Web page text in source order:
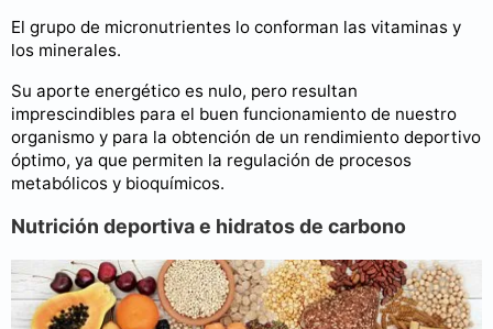
El grupo de micronutrientes lo conforman las vitaminas y
los minerales.
Su aporte energético es nulo, pero resultan
imprescindibles para el buen funcionamiento de nuestro
organismo y para la obtención de un rendimiento deportivo
óptimo, ya que permiten la regulación de procesos
metabólicos y bioquímicos.
Nutrición deportiva e hidratos de carbono